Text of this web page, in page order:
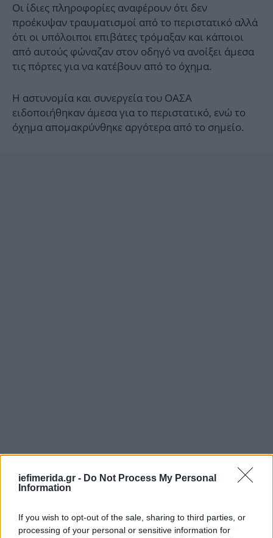
iefimerida.gr - Do Not Process My Personal
Information
If you wish to opt-out of the sale, sharing to third parties, or
processing of your personal or sensitive information for
Οι ίδιες πληροφορίες αναφέρουν ότι δεν
προέκυψαν τραυματισμοί από το περιστατικό αλλά
ότι οι υπόλοιποι επιβάτες τρόμαξαν και κάποιοι
από αυτούς φώναζαν στον οδηγό να ανοίξει άμεσα
τις πόρτες για να κατέβουν από το όχημα.
Η αστυνομία και συνεργεία του ΟΑΣΑ
ειδοποιήθηκαν άμεσα για το περιστατικό, ενώ το
όχημα απομακρύνθηκε αργότερα από το σημείο.